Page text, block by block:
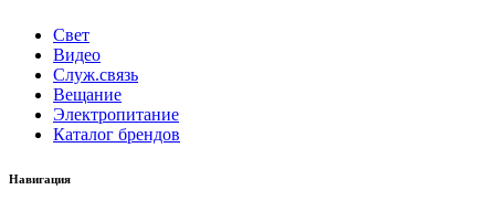
Свет
Видео
Служ.связь
Вещание
Электропитание
Каталог брендов
Навигация